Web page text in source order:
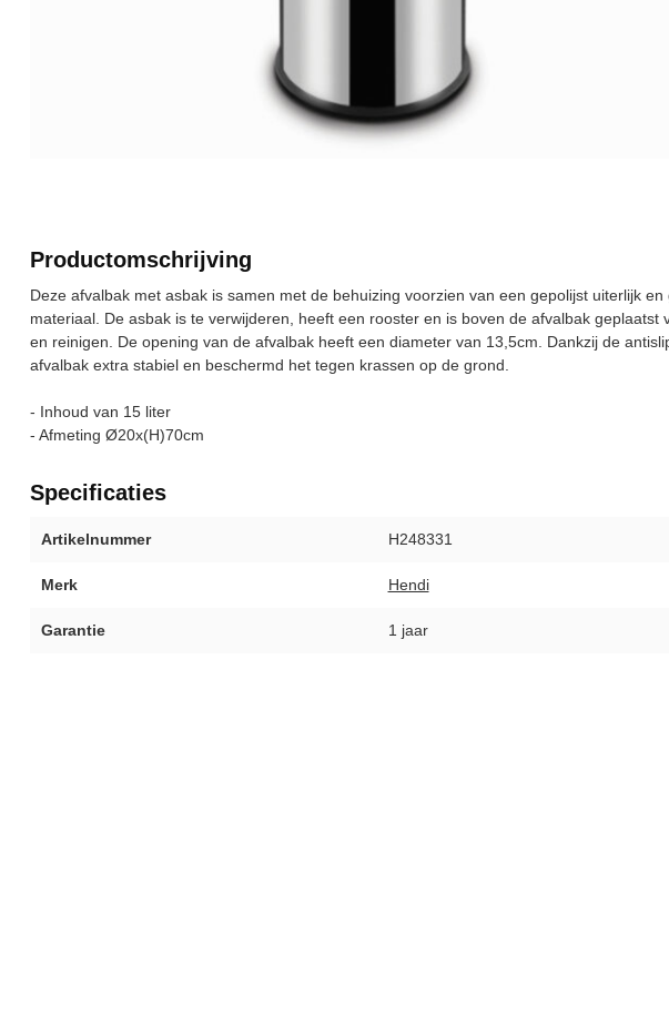
Productomschrijving
Deze afvalbak met asbak is samen met de behuizing voorzien van een gepolijst uiterlijk en
materiaal. De asbak is te verwijderen, heeft een rooster en is boven de afvalbak geplaatst
en reinigen. De opening van de afvalbak heeft een diameter van 13,5cm. Dankzij de
afvalbak extra stabiel en beschermd het tegen krassen op de grond.
- Inhoud van 15 liter
- Afmeting Ø20x(H)70cm
Specificaties
Artikelnummer H248331
Merk Hendi
Garantie 1 jaar